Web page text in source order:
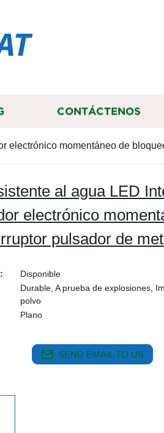
CONTÁCTENOS
electrónico momentáneo de
al agua LED
electrónico
pulsador de
Disponible
Durable, A prueba de explosiones,
polvo
Plano
SEND EMAIL TO US